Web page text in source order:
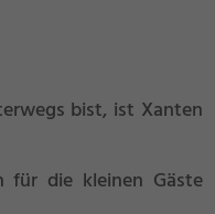
bist, ist Xanten
für die kleinen Gäste